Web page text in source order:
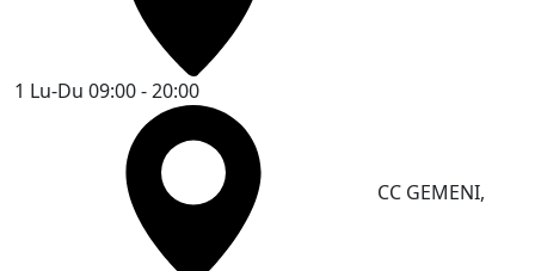
1 Lu-Du 09:00 - 20:00
CC GEMENI,